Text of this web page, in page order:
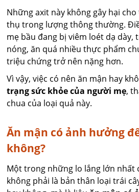
Những axit này không gây hại
thụ trong lượng thông thường.
mẹ bầu đang bị viêm loét dạ dày,
nóng, ăn quá nhiều thực phẩm
triệu chứng trở nên nặng hơn.
Vì vậy, việc có nên ăn mận hay
trạng sức khỏe của người mẹ,
chua của loại quả này.
Ăn mận có ảnh hưởng
không?
Một trong những lo lắng lớn nhất
không phải là bản thân loại trái